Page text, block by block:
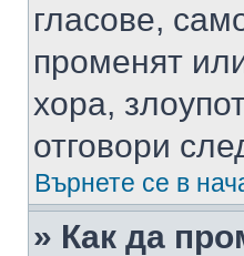
гласове,
променят
хора,
отговори
Върнете се в
» Как да